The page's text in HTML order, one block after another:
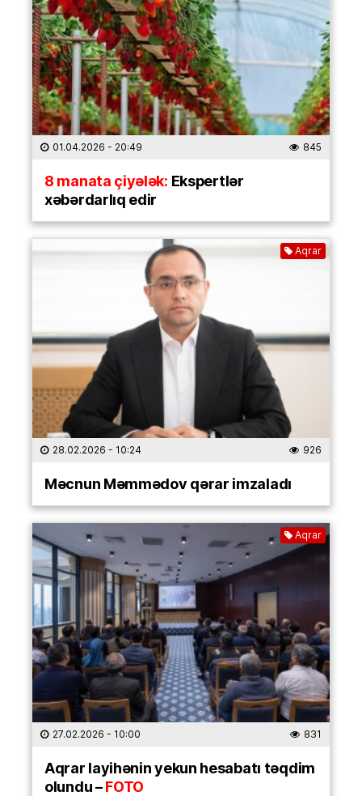
01.04.2026 - 20:49 845
8 manata çiyələk: Ekspertlər
xəbərdarlıq edir
Aqrar
28.02.2026 - 10:24 926
Məcnun Məmmədov qərar imzaladı
Aqrar
27.02.2026 - 10:00 831
Aqrar layihənin yekun hesabatı təqdim
olundu –FOTO